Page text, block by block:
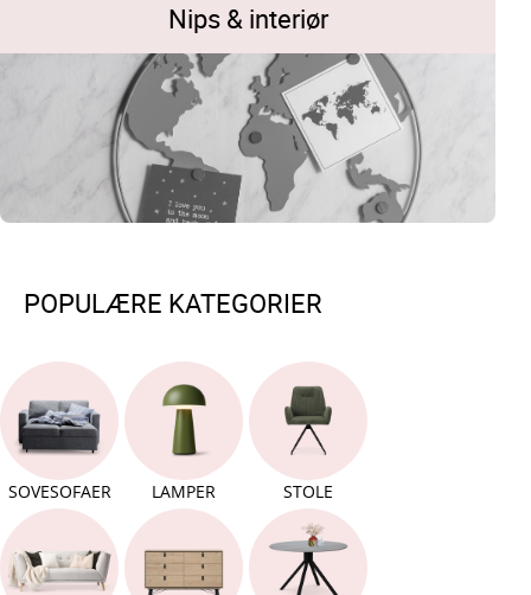
Nips & interiør
POPULÆRE KATEGORIER
SOVESOFAER LAMPER STOLE